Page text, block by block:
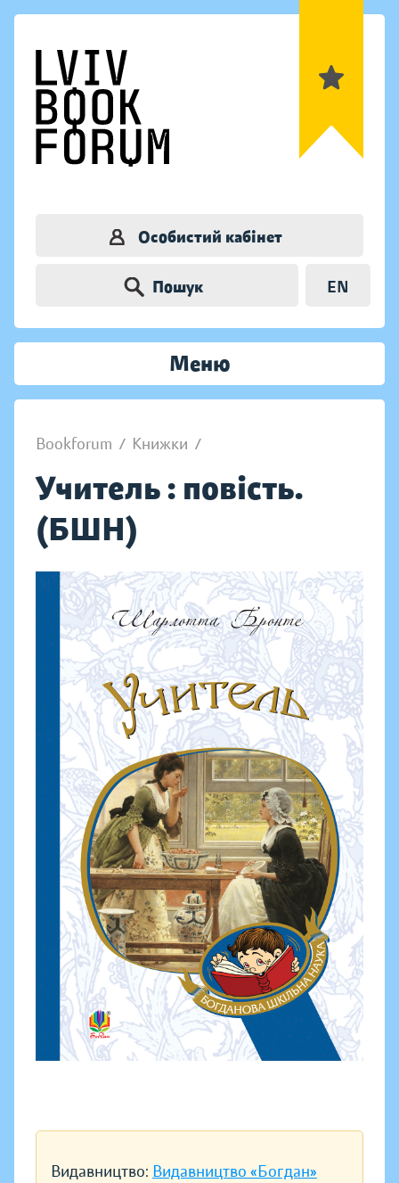
Особистий кабінет
Пошук EN
Меню
Bookforum / Книжки /
Учитель : повість.
(БШН)
Видавництво: Видавництво «Богдан»